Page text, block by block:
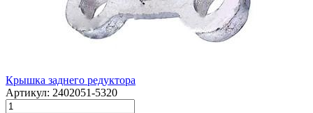
Крышка заднего редуктора
Артикул: 2402051-5320